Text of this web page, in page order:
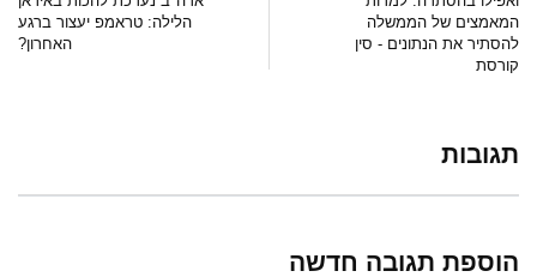
המאמצים של הממשלה
להסתיר את הנתונים - סין
קורסת
הלילה: טראמפ יעצור ברגע
האחרון?
תגובות
הוספת תגובה חדשה